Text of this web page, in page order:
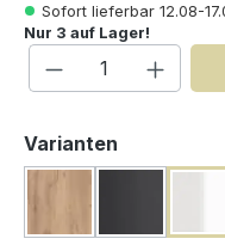
Sofort lieferbar 12.08-
Nur 3 auf Lager!
Produkt
Varianten